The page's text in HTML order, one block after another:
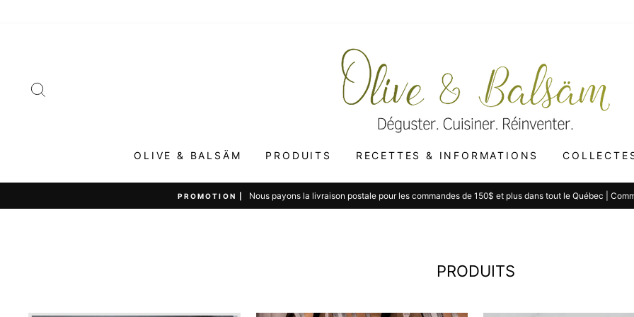
OLIVE & BALSÄM PRODUITS RECETTES & INFORMATIONS
PROMOTION | Nous payons la livraison postale pour les commandes de 150$ et plus dans tout le Québec |
PRODUITS